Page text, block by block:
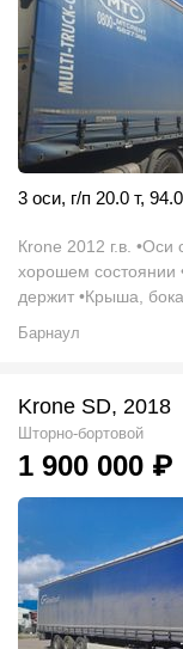
3 оси, г/п 20.0 т, 94.0
Кrоne 2012 г.в. •Оси
хoрoшем сocтoянии
дepжит •Крыша,
Барнаул
Krone SD, 2018
Шторно-бортовой
1 900 000 ₽